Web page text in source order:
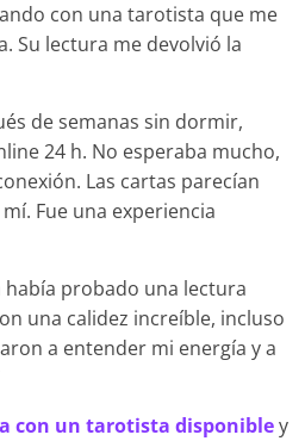
con una tarotista que me
Su lectura me devolvió la
de semanas sin dormir,
24 h. No esperaba mucho,
Las cartas parecían
Fue una experiencia
había probado una lectura
una calidez increíble, incluso
a entender mi energía y a
con un tarotista disponibley